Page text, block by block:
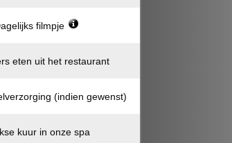
filmpje
eten uit het restaurant
(indien gewenst)
kuur in onze spa